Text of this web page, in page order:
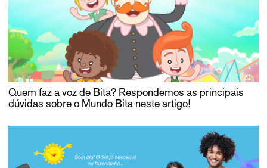
Quem faz a voz de Bita? Respondemos as principais
dúvidas sobre o Mundo Bita neste artigo!